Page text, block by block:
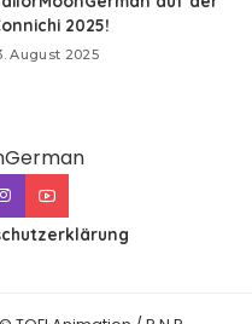
2025!
August 2025